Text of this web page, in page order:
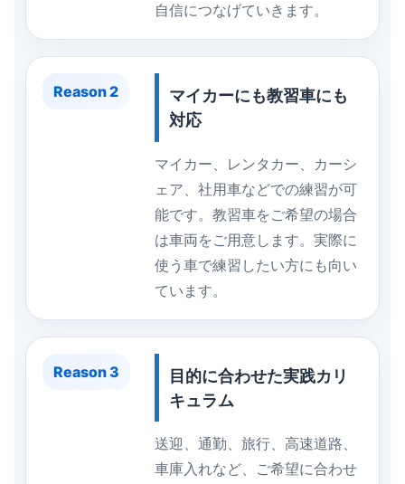
自信につなげていきます。
Reason 2
マイカーにも教習車にも
対応
マイカー、レンタカー、カーシ
ェア、社用車などでの練習が可
能です。教習車をご希望の場合
は車両をご用意します。実際に
使う車で練習したい方にも向い
ています。
Reason 3
目的に合わせた実践カリ
キュラム
送迎、通勤、旅行、高速道路、
車庫入れなど、ご希望に合わせ